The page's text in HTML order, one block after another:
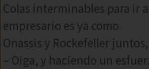
Colas interminables para ir
empresario es ya como
Onassis y Rockefeller
– Oiga, y haciendo un